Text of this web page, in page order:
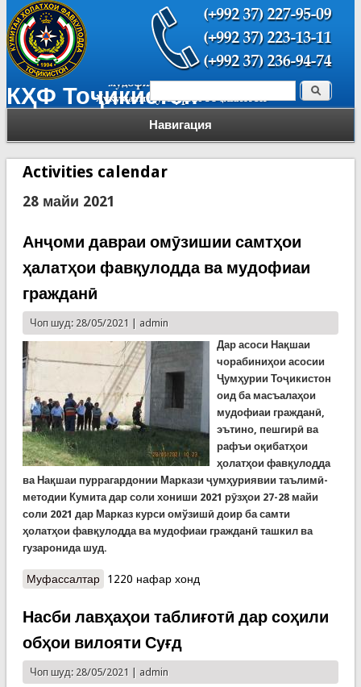
КҲФ Тоҷикистон
Навигация
Форма поиска Поиск
Activities calendar
28 майи 2021
Анҷоми давраи омӯзишии самтҳои
ҳалатҳои фавқулодда ва мудофиаи
гражданӣ
Чоп шуд: 28/05/2021 | admin
Дар асоси Нақшаи
чорабиниҳои асосии
Ҷумҳурии Тоҷикистон
оид ба масъалаҳои
мудофиаи гражданӣ,
эътино, пешгирӣ ва
рафъи оқибатҳои
ҳолатҳои фавқулодда
ва Нақшаи пуррагардонии Маркази ҷумҳуриявии таълимӣ-
методии Кумита дар соли хониши 2021 рӯзҳои 27-28 майи
соли 2021 дар Марказ курси омўзишӣ доир ба самти
ҳолатҳои фавқулодда ва мудофиаи гражданӣ ташкил ва
гузаронида шуд.
Муфассалтаро Анҷоми давраи омӯзишии самтҳои ҳалатҳои
1220 нафар хонд
Насби лавҳаҳои таблиғотӣ дар соҳили
обҳои вилояти Суғд
Чоп шуд: 28/05/2021 | admin